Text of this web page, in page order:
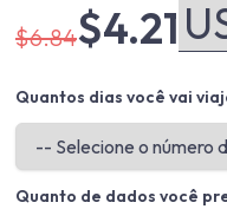
$6.84$4.21
Quantos dias você vai
Quanto de dados você